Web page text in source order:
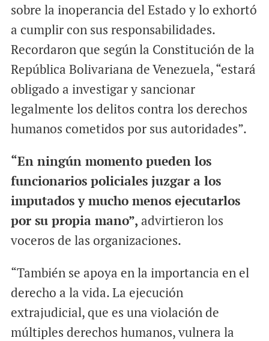
sobre la inoperancia del Estado y lo exhortó
a cumplir con sus responsabilidades.
Recordaron que según la Constitución de la
República Bolivariana de Venezuela, “estará
obligado a investigar y sancionar
legalmente los delitos contra los derechos
humanos cometidos por sus autoridades”.
“En ningún momento pueden los
funcionarios policiales juzgar a los
imputados y mucho menos ejecutarlos
por su propia mano”, advirtieron los
voceros de las organizaciones.
“También se apoya en la importancia en el
derecho a la vida. La ejecución
extrajudicial, que es una violación de
múltiples derechos humanos, vulnera la